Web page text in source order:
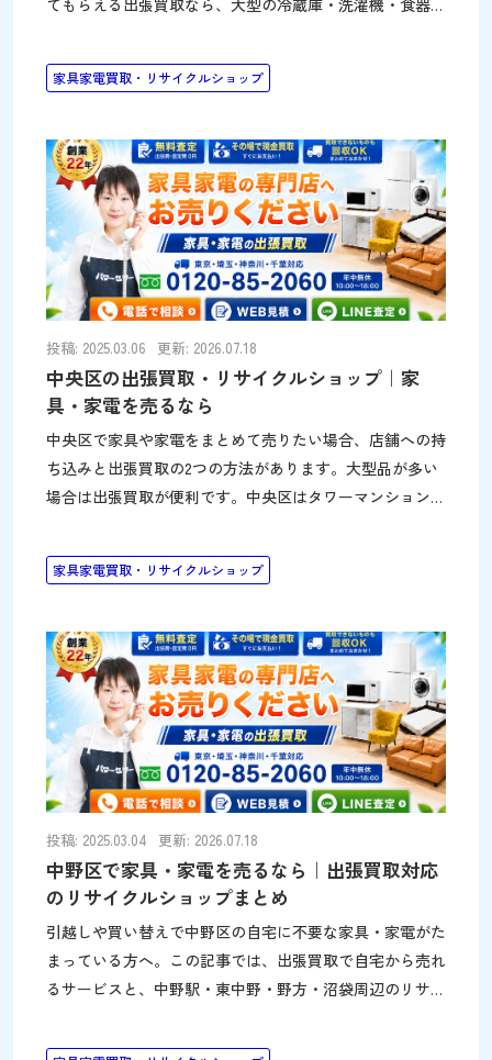
上板橋エリアの店舗情報もあわせて紹介します。板橋区は
パワーセラー朝霞店から近く、出張買取が利用しやすいエ
ーセラーは、売り場面積300坪の家具・家電専門のリサイ
クルショップです。年間6万点以上を自社店舗で販売して
いるため、冷蔵庫・洗濯機・ソファ・食器棚など幅広い品
目の買取に対応できます。持ち込みが難しい大型品も、ご
自宅で査定できる出張買取が便利です。 パワーセラーの
店舗がある朝霞市は板橋区の隣接エリアのため、板
家具家電買取・リサイクルショップ
投稿: 2025.03.06 更新: 2026.07.18
中央区の出張買取・リサイクルショップ｜家
具・家電を売るなら
中央区で家具や家電をまとめて売りたい場合、店舗への持
ち込みと出張買取の2つの方法があります。大型品が多い
場合は出張買取が便利です。中央区はタワーマンションの
買取が向いています。利用しやすいサービスと店舗を紹介
します。 持ち込みが難しい家具・家電も自宅で査定でき
のリサイクルショップです。年間6万点以上を自社店舗で
販売しているため、冷蔵庫・洗濯機・ソファ・食器棚など
幅広い品目の買取に対応できます。持ち込みが難しい大型
品も、ご自宅で査定できる出張買取が便利です。 朝霞店
から中央区までは車で約50分ですが、パワーセラーのトラ
ックは1都3県を巡回しています。お近くのルートや予約
家具家電買取・リサイクルショップ
投稿: 2025.03.04 更新: 2026.07.18
中野区で家具・家電を売るなら｜出張買取対応
のリサイクルショップまとめ
引越しや買い替えで中野区の自宅に不要な家具・家電がた
まっている方へ。この記事では、出張買取で自宅から売れ
るサービスと、中野駅・東中野・野方・沼袋周辺のリサイ
るなら出張買取が便利です 中野区で家具や家電を手放す